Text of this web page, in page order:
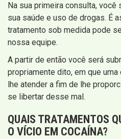
Na sua primeira consulta,
sua saúde e uso de drogas. É
tratamento sob medida pode
nossa equipe.
A partir de então você será
propriamente dito, em que
lhe atender a fim de lhe
se libertar desse mal.
QUAIS TRATAMENTOS
O VÍCIO EM COCAÍNA?